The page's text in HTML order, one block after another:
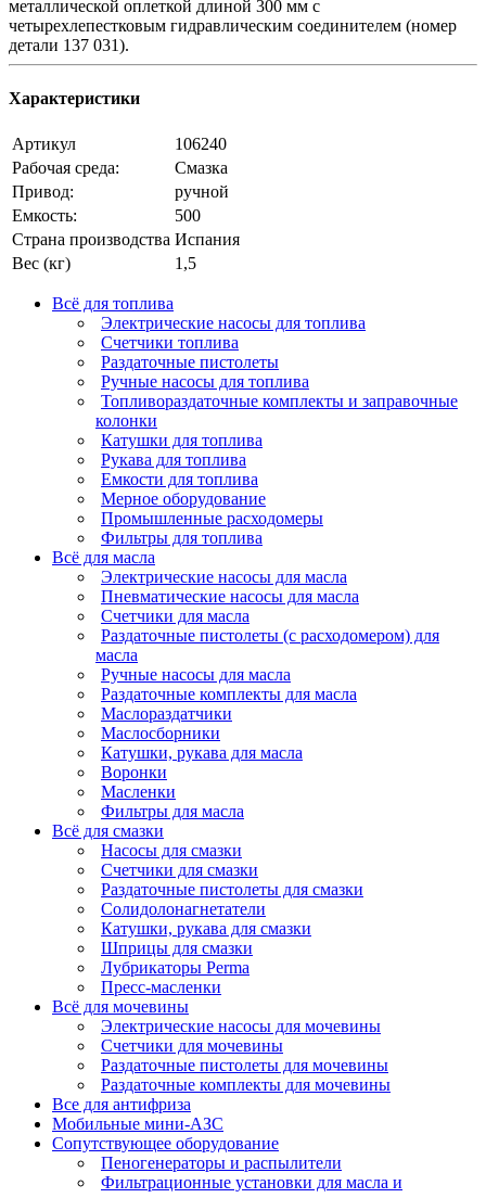
металлической оплеткой длиной 300 мм с
четырехлепестковым гидравлическим соединителем (номер
детали 137 031).
Характеристики
Артикул
106240
Рабочая среда:
Смазка
Привод:
ручной
Емкость:
500
Страна производства Испания
Вес (кг)
1,5
Всё для топлива
Электрические насосы для топлива
Счетчики топлива
Раздаточные пистолеты
Ручные насосы для топлива
Топливораздаточные комплекты и заправочные
колонки
Катушки для топлива
Рукава для топлива
Емкости для топлива
Мерное оборудование
Промышленные расходомеры
Фильтры для топлива
Всё для масла
Электрические насосы для масла
Пневматические насосы для масла
Счетчики для масла
Раздаточные пистолеты (с расходомером) для
масла
Ручные насосы для масла
Раздаточные комплекты для масла
Маслораздатчики
Маслосборники
Катушки, рукава для масла
Воронки
Масленки
Фильтры для масла
Всё для смазки
Насосы для смазки
Счетчики для смазки
Раздаточные пистолеты для смазки
Солидолонагнетатели
Катушки, рукава для смазки
Шприцы для смазки
Лубрикаторы Perma
Пресс-масленки
Всё для мочевины
Электрические насосы для мочевины
Счетчики для мочевины
Раздаточные пистолеты для мочевины
Раздаточные комплекты для мочевины
Все для антифриза
Мобильные мини-АЗС
Сопутствующее оборудование
Пеногенераторы и распылители
Фильтрационные установки для масла и